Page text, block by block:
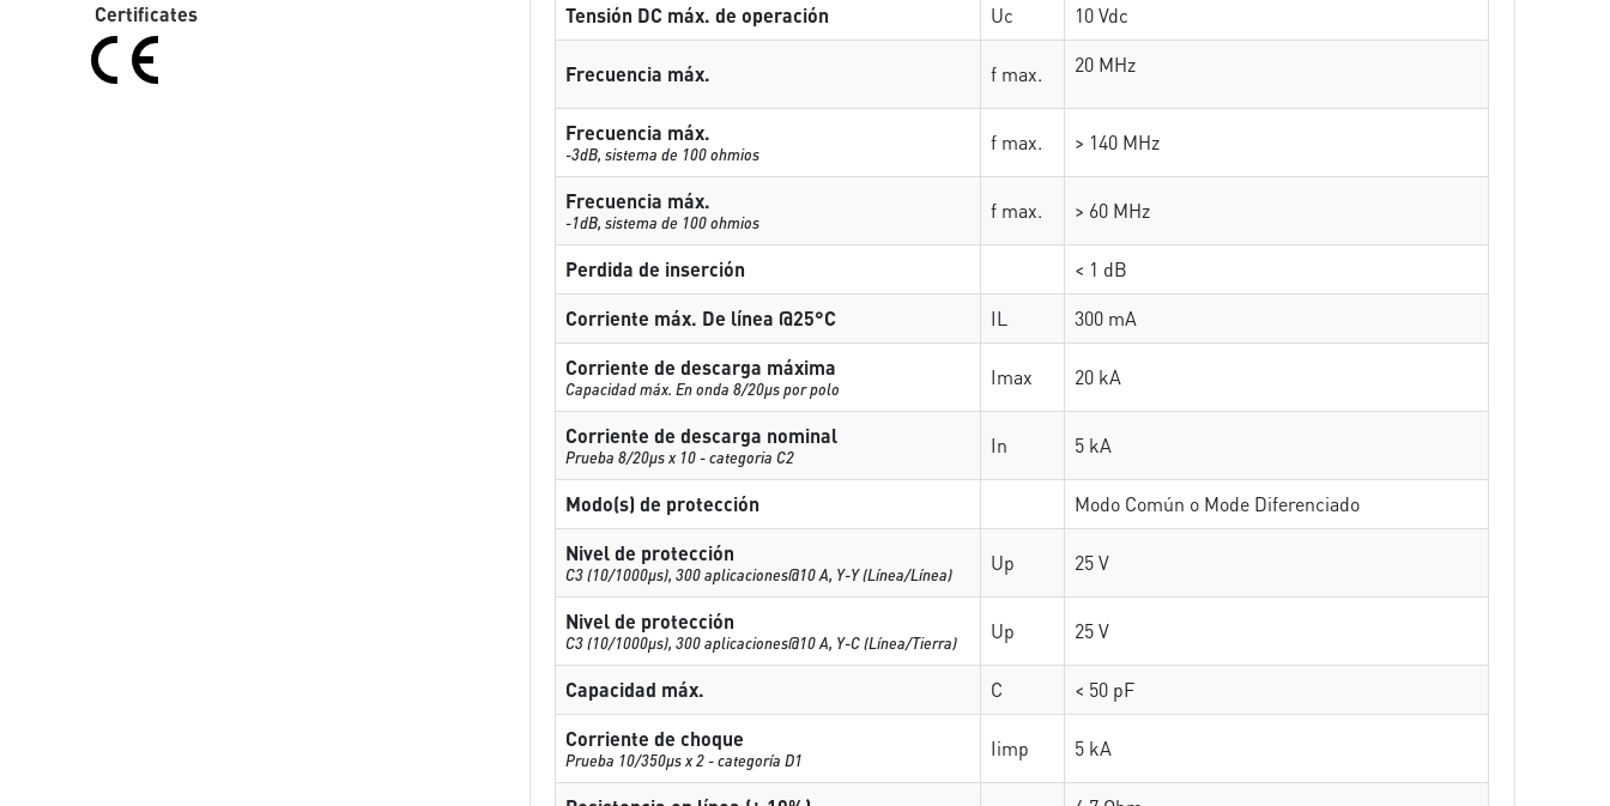
Certificates
Tensión DC máx. de operación
Uc 10 Vdc
Frecuencia máx. f max. 20 MHz
Frecuencia máx.
-3dB, sistema de 100 ohmios f max. > 140 MHz
Frecuencia máx.
-1dB, sistema de 100 ohmios f max. > 60 MHz
Perdida de inserción
< 1 dB
Corriente máx. De línea @25°C
IL
300 mA
Corriente de descarga máxima
Capacidad máx. En onda 8/20µs por polo Imax 20 kA
Corriente de descarga nominal
Prueba 8/20µs x 10 - categoria C2 In 5 kA
Modo(s) de protección
Modo Común o Mode Diferenciado
Nivel de protección
C3 (10/1000μs), 300 aplicaciones@10 A, Y-Y (Línea/Línea) Up 25 V
Nivel de protección
C3 (10/1000μs), 300 aplicaciones@10 A, Y-C (Línea/Tierra) Up 25 V
Capacidad máx. C
< 50 pF
Corriente de choque
Prueba 10/350µs x 2 - categoría D1 Iimp 5 kA